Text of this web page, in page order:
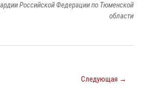
Российской Федерации по Тюменской
области
Следующая →